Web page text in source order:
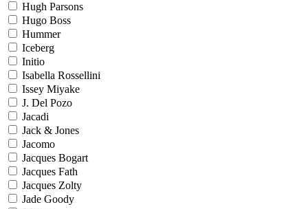
Hugh Parsons
Hugo Boss
Hummer
Iceberg
Initio
Isabella Rossellini
Issey Miyake
J. Del Pozo
Jacadi
Jack & Jones
Jacomo
Jacques Bogart
Jacques Fath
Jacques Zolty
Jade Goody